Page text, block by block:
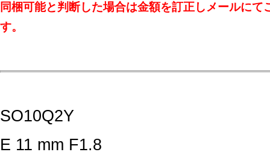
同梱可能と判断した場合は金額を訂正しメールにて
す。
SO10Q2Y
E 11 mm F1.8